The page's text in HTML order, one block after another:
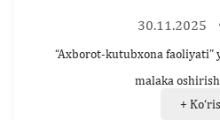
30.11.2025
“Axborot-kutubxona faoliyati”
malaka
+